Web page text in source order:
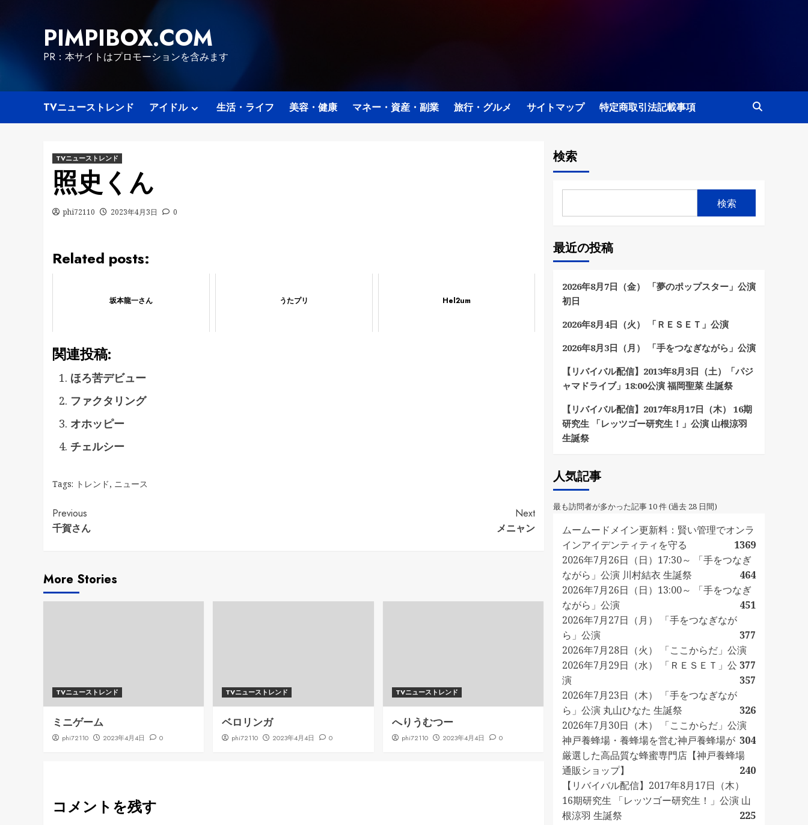
PIMPIBOX.COM
PR：本サイトはプロモーションを含みます
TVニューストレンド アイドル 生活・ライフ 美容・健康 マネー・資産・副業 旅行・グルメ サイトマップ 特定商取引法記載事項
TVニューストレンド
照史くん
phi72110 2023年4月3日 0
Related posts:
坂本龍一さん うたプリ Hel2um
関連投稿:
ほろ苦デビュー
ファクタリング
オホッピー
チェルシー
Tags: トレンド, ニュース
Continue
Reading
Previous
千賀さん
Next
メニャン
More Stories
TVニューストレンド
ミニゲーム
phi72110 2023年4月4日 0
TVニューストレンド
ベロリンガ
phi72110 2023年4月4日 0
TVニューストレンド
へりうむつー
phi72110 2023年4月4日 0
コメントを残す
検索
検索
最近の投稿
2026年8月7日（金） 「夢のポップスター」公演
初日
2026年8月4日（火） 「ＲＥＳＥＴ」公演
2026年8月3日（月） 「手をつなぎながら」公演
【リバイバル配信】2013年8月3日（土）「パジ
ャマドライブ」18:00公演 福岡聖菜 生誕祭
【リバイバル配信】2017年8月17日（木） 16期
研究生 「レッツゴー研究生！」公演 山根涼羽
生誕祭
人気記事
最も訪問者が多かった記事 10 件 (過去 28 日間)
ムームードメイン更新料：賢い管理でオンラ
インアイデンティティを守る
1369
2026年7月26日（日）17:30～ 「手をつなぎ
ながら」公演 川村結衣 生誕祭
464
2026年7月26日（日）13:00～ 「手をつなぎ
ながら」公演
451
2026年7月27日（月） 「手をつなぎなが
ら」公演
377
2026年7月28日（火） 「ここからだ」公演
377
2026年7月29日（水） 「ＲＥＳＥＴ」公
演
357
2026年7月23日（木） 「手をつなぎなが
ら」公演 丸山ひなた 生誕祭
326
2026年7月30日（木） 「ここからだ」公演
304
神戸養蜂場・養蜂場を営む神戸養蜂場が
厳選した高品質な蜂蜜専門店【神戸養蜂場
通販ショップ】
240
【リバイバル配信】2017年8月17日（木）
16期研究生 「レッツゴー研究生！」公演 山
根涼羽 生誕祭
225